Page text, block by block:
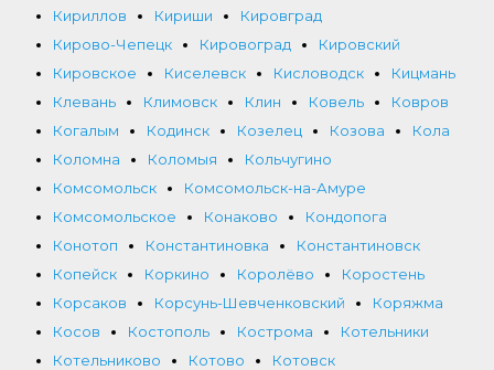
Кириллов
Кириши
Кировград
Кирово-Чепецк
Кировоград
Кировский
Кировское
Киселевск Кисловодск
Кицмань
Клевань
Климовск Клин Ковель
Ковров
Когалым
Кодинск Козелец Козова
Кола
Коломна
Коломыя
Кольчугино
Комсомольск
Комсомольск-на-Амуре
Комсомольское
Конаково
Кондопога
Конотоп
Константиновка
Константиновск
Копейск
Коркино Королёво
Коростень
Корсаков
Корсунь-Шевченковский
Коряжма
Косов
Костополь Кострома
Котельники
Котельниково
Котово
Котовск